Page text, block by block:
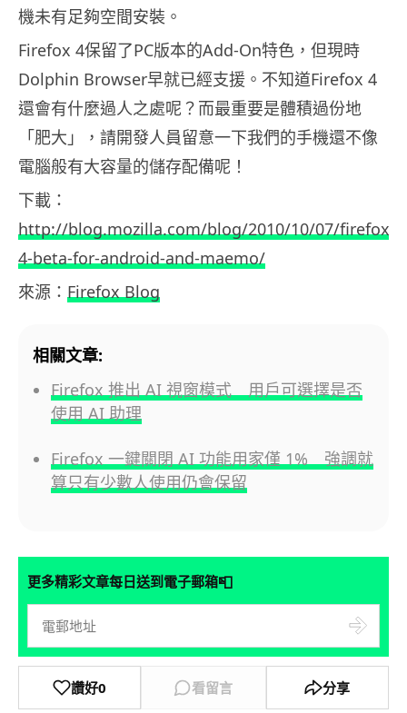
機未有足夠空間安裝。
Firefox 4保留了PC版本的Add-On特色，但現時
Dolphin Browser早就已經支援。不知道Firefox 4
還會有什麼過人之處呢？而最重要是體積過份地
「肥大」，請開發人員留意一下我們的手機還不像
電腦般有大容量的儲存配備呢！
下載：
http://blog.mozilla.com/blog/2010/10/07/firefox-
4-beta-for-android-and-maemo/
來源： Firefox Blog
相關文章:
Firefox 推出 AI 視窗模式 用戶可選擇是否
使用 AI 助理
Firefox 一鍵關閉 AI 功能用家僅 1% 強調就
算只有少數人使用仍會保留
更多精彩文章每日送到電子郵箱📮
讚好0 看留言 分享